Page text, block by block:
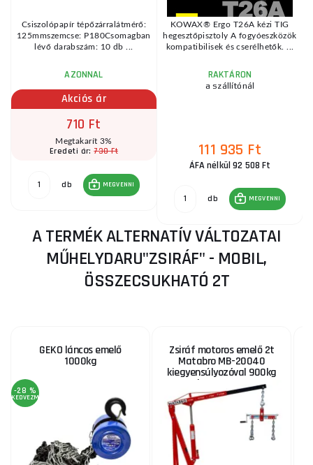
Csiszolópapír tépőzárralátmérő:
125mmszemcse: P180Csomagban
lévő darabszám: 10 db ...
AZONNAL
Akciós ár
710 Ft
Megtakarít 3%
Eredeti ár:730 Ft
db MEGVENNI
KOWAX® Ergo T26A kézi TIG
hegesztőpisztoly A fogyóeszközök
kompatibilisek és cserélhetők. ...
RAKTÁRON
a szállítónál
111 935 Ft
ÁFA nélkül 92 508 Ft
db MEGVENNI
A TERMÉK ALTERNATÍV VÁLTOZATAI
MŰHELYDARU"ZSIRÁF" - MOBIL,
ÖSSZECSUKHATÓ 2T
GEKO láncos emelő
1000kg
-28 %
KEDVEZMÉNY
Zsiráf motoros emelő 2t
Matabro MB-20040
kiegyensúlyozóval 900kg
Matabro MB-BALHOOK